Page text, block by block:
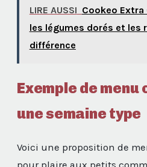
LIRE AUSSI Cookeo
les légumes dorés et les
différence
Exemple de
une semaine type
Voici une proposition de